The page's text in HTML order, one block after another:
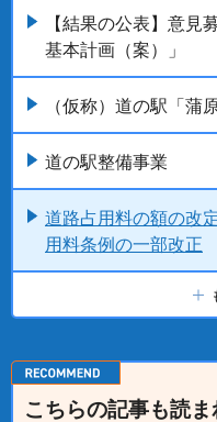
【結果の公表】意見
基本計画（案）」
（仮称）道の駅「蒲
道の駅整備事業
道路占用料の額の改
用料条例の一部改正
こちらの記事も読ま